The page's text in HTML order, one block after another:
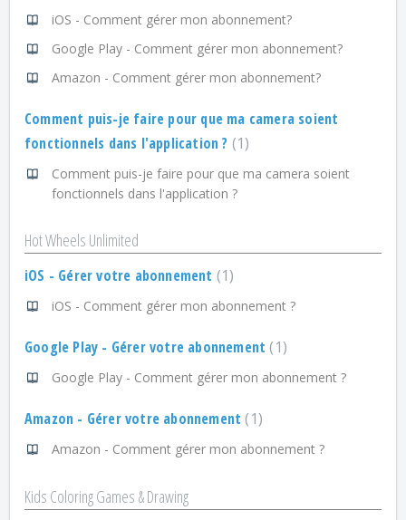
iOS - Comment gérer mon abonnement?
Google Play - Comment gérer mon abonnement?
Amazon - Comment gérer mon abonnement?
Comment puis-je faire pour que ma camera soient
fonctionnels dans l'application ? 1
Comment puis-je faire pour que ma camera soient
fonctionnels dans l'application ?
Hot Wheels Unlimited
iOS - Gérer votre abonnement 1
iOS - Comment gérer mon abonnement ?
Google Play - Gérer votre abonnement 1
Google Play - Comment gérer mon abonnement ?
Amazon - Gérer votre abonnement 1
Amazon - Comment gérer mon abonnement ?
Kids Coloring Games & Drawing